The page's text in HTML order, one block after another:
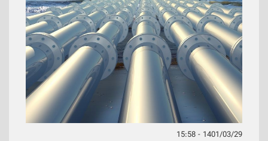
1401/03/29 - 15:58